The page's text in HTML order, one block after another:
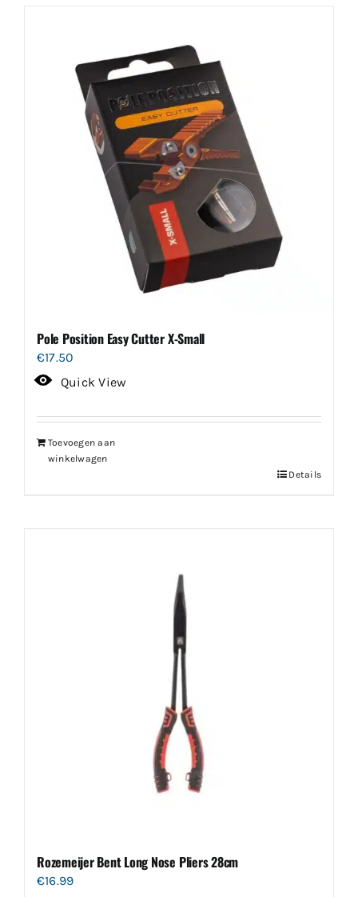
Pole Position Easy Cutter X-Small
€17.50
Quick View
Toevoegen aan
winkelwagen
Details
Rozemeijer Bent Long Nose Pliers 28cm
€16.99